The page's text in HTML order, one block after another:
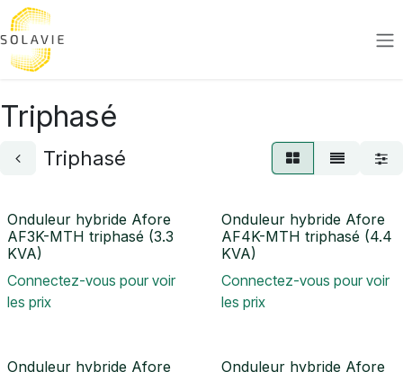
Se rendre au contenu
Triphasé
Triphasé
Onduleur hybride Afore
AF3K-MTH triphasé (3.3
KVA)
Connectez-vous pour voir
les prix
Onduleur hybride Afore
AF4K-MTH triphasé (4.4
KVA)
Connectez-vous pour voir
les prix
Onduleur hybride Afore
Onduleur hybride Afore